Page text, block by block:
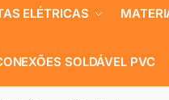
ELÉTRICAS
SOLDÁVEL PVC